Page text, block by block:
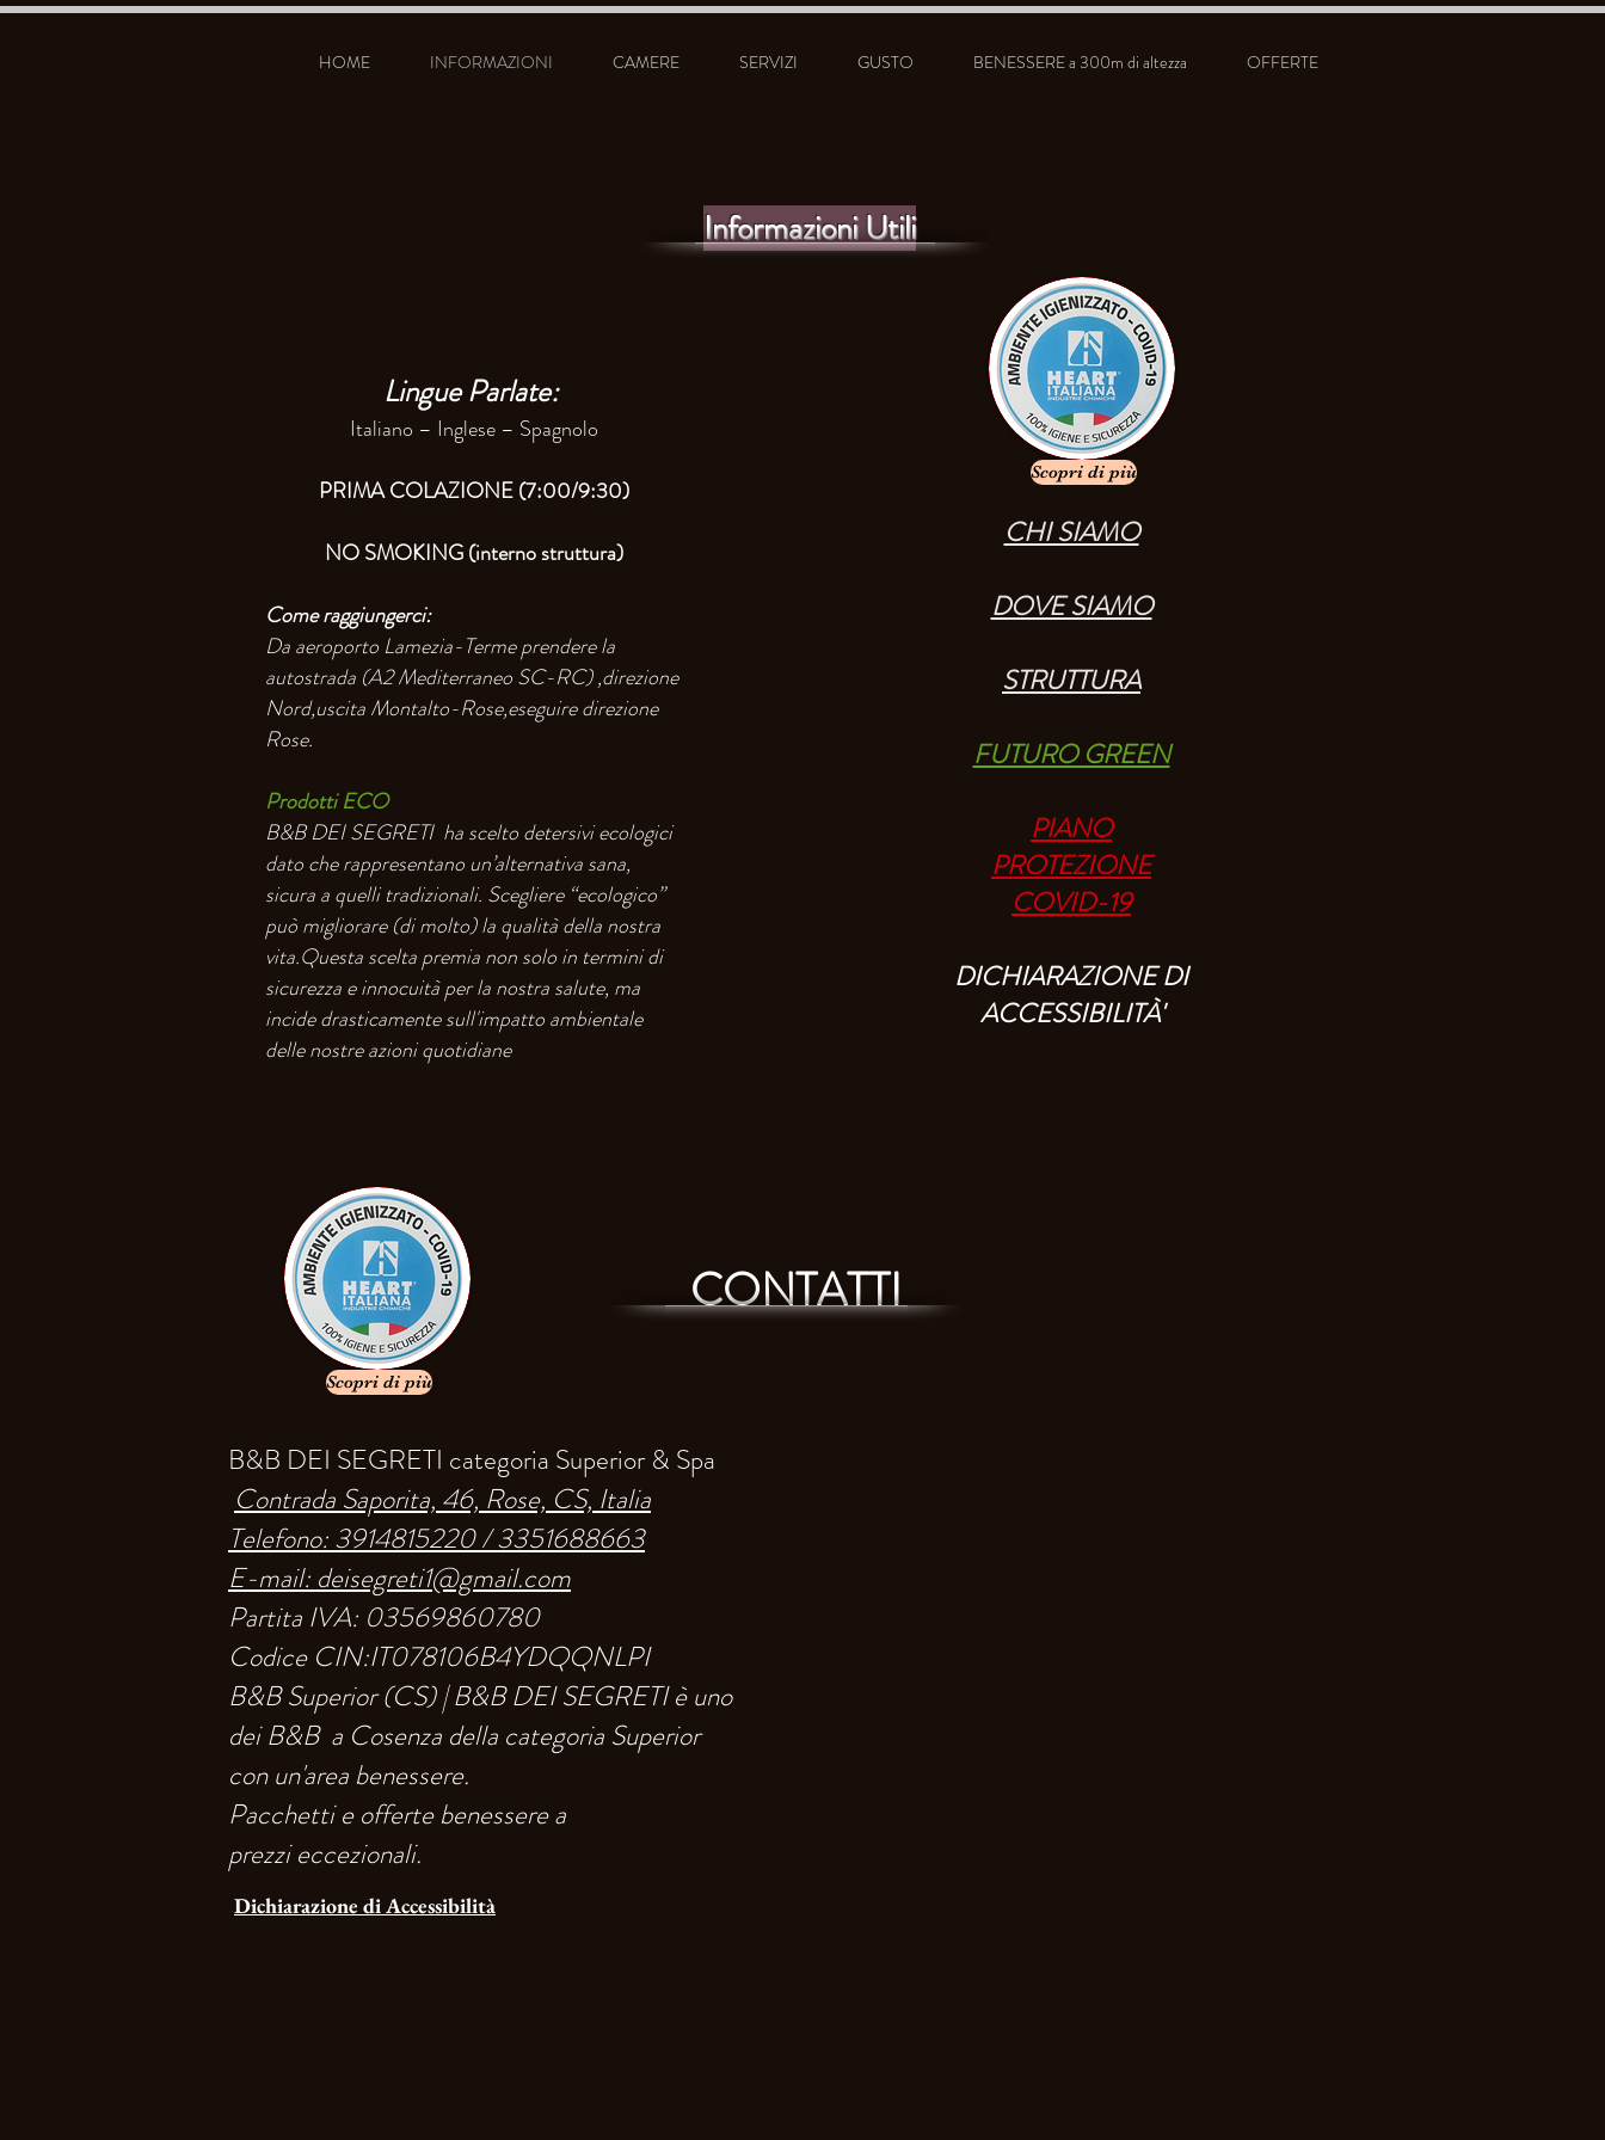
HOME INFORMAZIONI CAMERE SERVIZI GUSTO BENESSERE a 300m di altezza OFFERTE
Informazioni Utili
Lingue Parlate:
Italiano – Inglese – Spagnolo
PRIMA COLAZIONE (7:00/9:30)
NO SMOKING (interno struttura)
Come raggiungerci:
Da aeroporto Lamezia-Terme prendere la
autostrada (A2 Mediterraneo SC-RC) ,direzione
Nord,uscita Montalto-Rose,eseguire direzione
Rose.
Prodotti ECO
B&B DEI SEGRETI ha scelto detersivi ecologici
dato che rappresentano un’alternativa sana,
sicura a quelli tradizionali. Scegliere “ecologico”
può migliorare (di molto) la qualità della nostra
vita.Questa scelta premia non solo in termini di
sicurezza e innocuità per la nostra salute, ma
incide drasticamente sull'impatto ambientale
delle nostre azioni quotidiane
Scopri di più
CHI SIAMO
DOVE SIAMO
STRUTTURA
FUTURO GREEN
PIANO
PROTEZIONE
COVID-19
DICHIARAZIONE DI
ACCESSIBILITÀ'
CONTATTI
B&B DEI SEGRETI categoria Superior & Spa
Contrada Saporita, 46, Rose, CS, Italia
Telefono:3914815220 /3351688663
E-mail: deisegreti1@gmail.com
Partita IVA: 03569860780
Codice CIN:IT078106B4YDQQNLPI
B&B Superior (CS) | B&B DEI SEGRETI è uno
dei B&B a Cosenza della categoria Superior
con un'area benessere.
Pacchetti e offerte benessere a
prezzieccezionali.
Scopri di più
Dichiarazione di Accessibilità